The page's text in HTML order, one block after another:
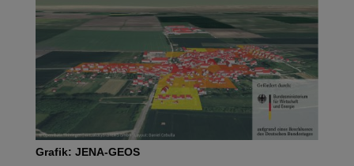
Grafik: JENA-GEOS